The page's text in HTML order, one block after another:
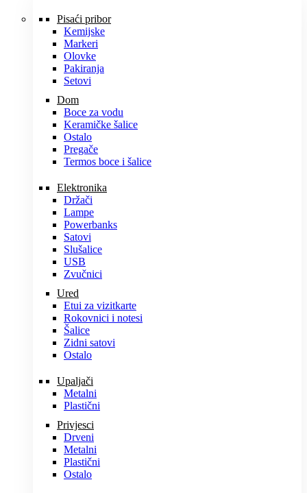
Pisaći pribor
Kemijske
Markeri
Olovke
Pakiranja
Setovi
Dom
Boce za vodu
Keramičke šalice
Ostalo
Pregače
Termos boce i šalice
Elektronika
Držači
Lampe
Powerbanks
Satovi
Slušalice
USB
Zvučnici
Ured
Etui za vizitkarte
Rokovnici i notesi
Šalice
Zidni satovi
Ostalo
Upaljači
Metalni
Plastični
Privjesci
Drveni
Metalni
Plastični
Ostalo